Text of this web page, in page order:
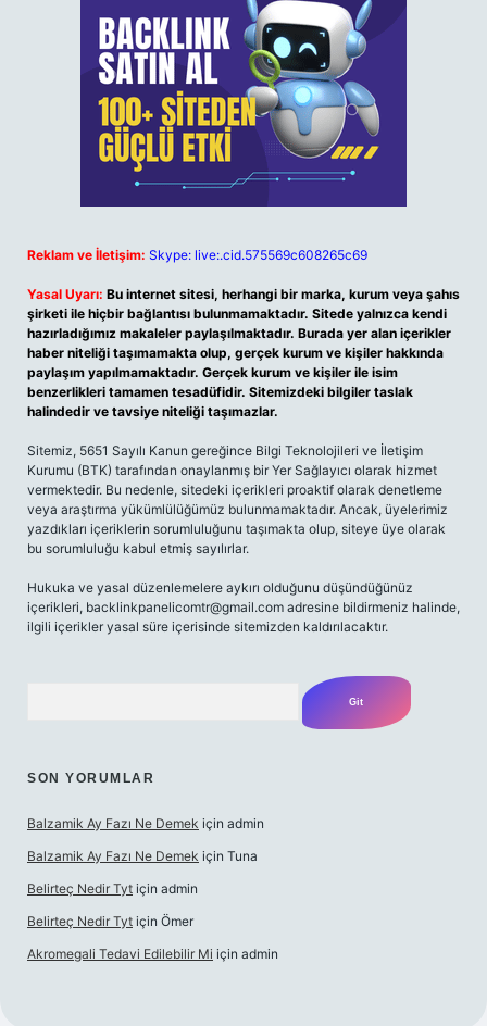
Reklam ve İletişim: Skype: live:.cid.575569c608265c69
Yasal Uyarı: Bu internet sitesi, herhangi bir marka, kurum veya şahıs
şirketi ile hiçbir bağlantısı bulunmamaktadır. Sitede yalnızca kendi
hazırladığımız makaleler paylaşılmaktadır. Burada yer alan içerikler
haber niteliği taşımamakta olup, gerçek kurum ve kişiler hakkında
paylaşım yapılmamaktadır. Gerçek kurum ve kişiler ile isim
benzerlikleri tamamen tesadüfidir. Sitemizdeki bilgiler taslak
halindedir ve tavsiye niteliği taşımazlar.
Sitemiz, 5651 Sayılı Kanun gereğince Bilgi Teknolojileri ve İletişim
Kurumu (BTK) tarafından onaylanmış bir Yer Sağlayıcı olarak hizmet
vermektedir. Bu nedenle, sitedeki içerikleri proaktif olarak denetleme
veya araştırma yükümlülüğümüz bulunmamaktadır. Ancak, üyelerimiz
yazdıkları içeriklerin sorumluluğunu taşımakta olup, siteye üye olarak
bu sorumluluğu kabul etmiş sayılırlar.
Hukuka ve yasal düzenlemelere aykırı olduğunu düşündüğünüz
içerikleri, backlinkpanelicomtr@gmail.com adresine bildirmeniz halinde,
ilgili içerikler yasal süre içerisinde sitemizden kaldırılacaktır.
SON YORUMLAR
Balzamik Ay Fazı Ne Demek için admin
Balzamik Ay Fazı Ne Demek için Tuna
Belirteç Nedir Tyt için admin
Belirteç Nedir Tyt için Ömer
Akromegali Tedavi Edilebilir Mi için admin